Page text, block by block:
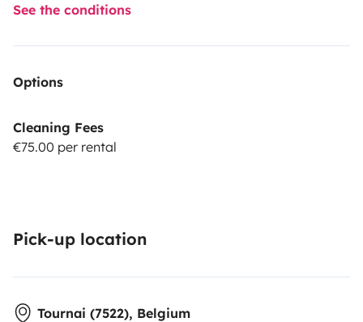
See the conditions
Options
Cleaning Fees
€75.00 per rental
Pick-up location
Tournai (7522), Belgium